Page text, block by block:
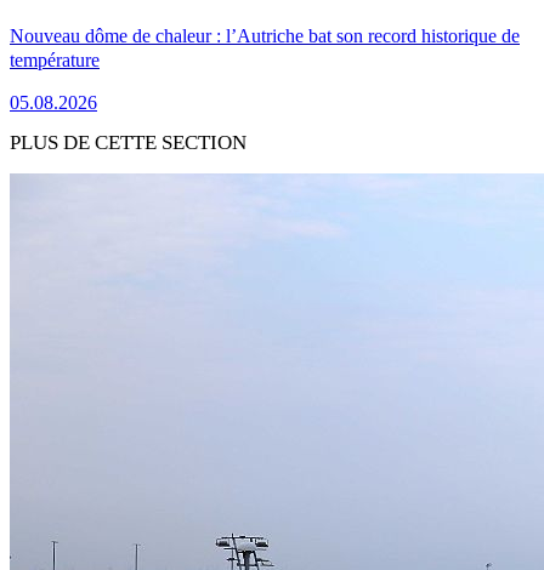
Nouveau dôme de chaleur : l’Autriche bat son record historique de
température
05.08.2026
PLUS DE CETTE SECTION